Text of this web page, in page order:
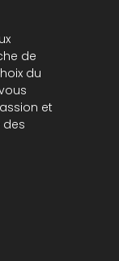
de
du
et
des